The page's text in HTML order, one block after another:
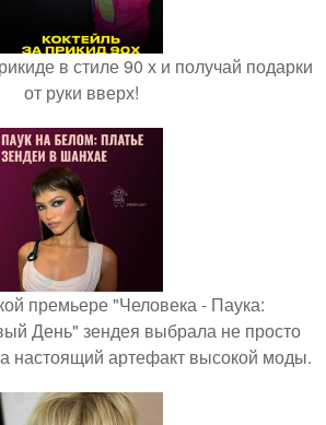
в стиле 90 х и получай подарки
от руки вверх!
премьере "Человека - Паука:
День" зендея выбрала не просто
настоящий артефакт высокой моды.